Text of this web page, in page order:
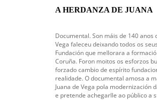
A HERDANZA DE JUANA
Documental. Son máis de 140 anos
Vega faleceu deixando todos os
Fundación que mellorara a
Coruña. Foron moitos os esforzos
forzado cambio de espírito
realidade. O documental amosa a
Juana de Vega pola modernización
e pretende achegarlle ao público a